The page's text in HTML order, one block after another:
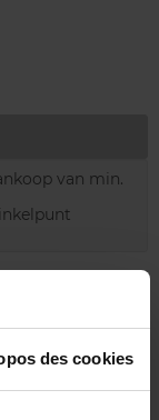
des cookies
van min.